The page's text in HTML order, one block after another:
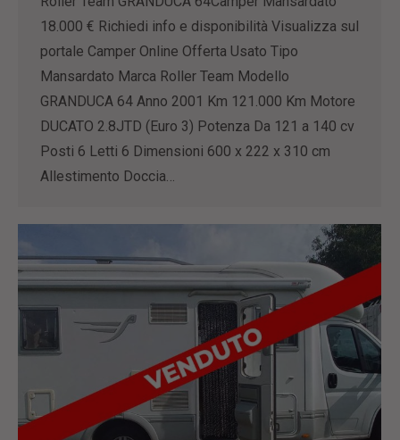
18.000 € Richiedi info e disponibilità Visualizza sul
portale Camper Online Offerta Usato Tipo
Mansardato Marca Roller Team Modello
GRANDUCA 64 Anno 2001 Km 121.000 Km Motore
DUCATO 2.8JTD (Euro 3) Potenza Da 121 a 140 cv
Posti 6 Letti 6 Dimensioni 600 x 222 x 310 cm
Allestimento Doccia…